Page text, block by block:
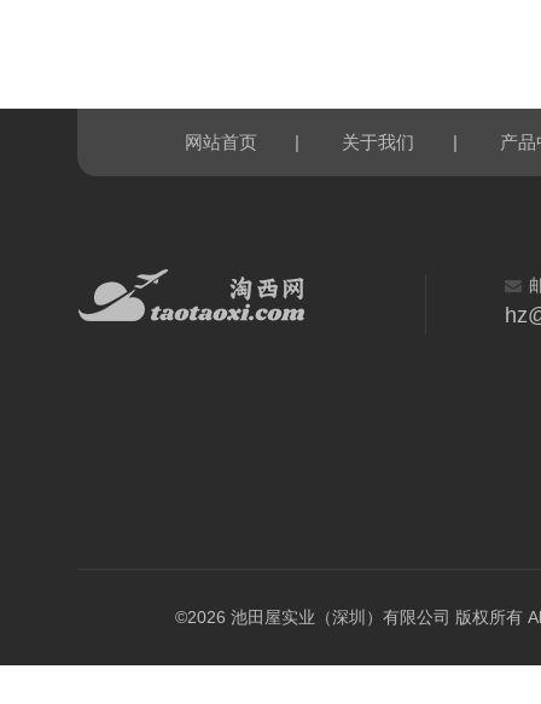
网站首页 | 关于我们 | 产品
©2026 池田屋实业（深圳）有限公司 版权所有